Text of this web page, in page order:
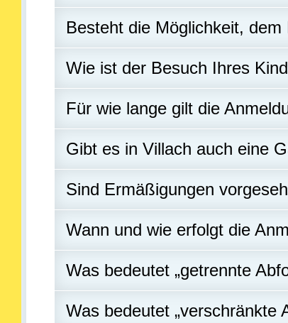
Besteht die Möglichkeit,
Wie ist der Besuch Ihres
Für wie lange gilt die
Gibt es in Villach auch eine
Sind Ermäßigungen
Wann und wie erfolgt die
Was bedeutet „getrennte
Was bedeutet „verschränkte